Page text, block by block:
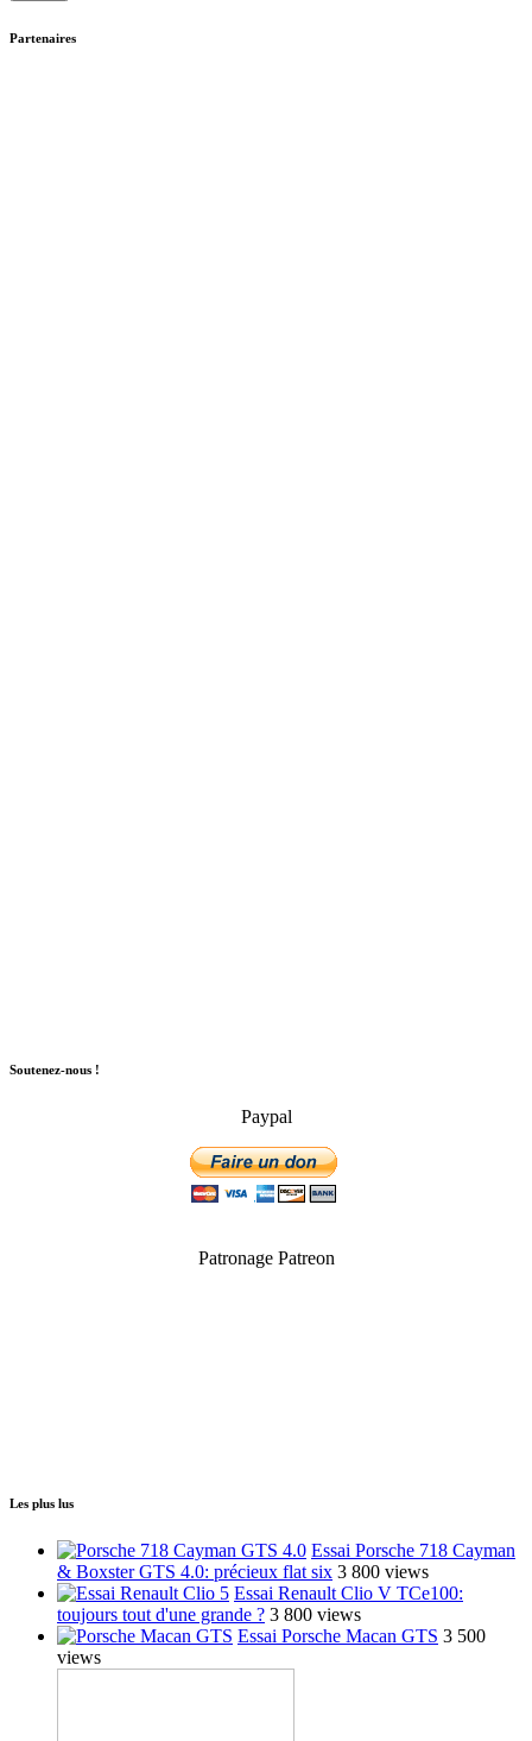
Partenaires
Soutenez-nous !
Paypal
Patronage Patreon
Les plus lus
Essai Porsche 718 Cayman
& Boxster GTS 4.0: précieux flat six 3 800 views
Essai Renault Clio V TCe100:
toujours tout d'une grande ? 3 800 views
Essai Porsche Macan GTS 3 500
views